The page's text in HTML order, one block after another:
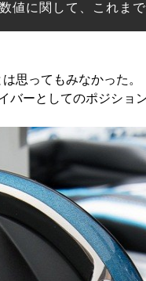
に関して、これま
思ってもみなかった
ーとしてのポジショ